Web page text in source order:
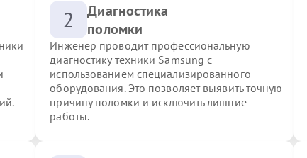
2
Диагностика
поломки
Инженер проводит профессиональную
диагностику техники Samsung с
использованием специализированного
оборудования. Это позволяет выявить точную
причину поломки и исключить лишние
работы.